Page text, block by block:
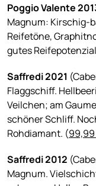
Poggio Valente
Magnum: Kirschig-
Reifetöne,
gutes
Saffredi 2021
Flaggschiff.
Veilchen; am
schöner Schliff.
Rohdiamant. (99,99
Saffredi 2012
Magnum.